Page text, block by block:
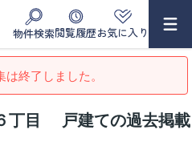
物件検索閲覧履歴お気に入り
終了しました。
丁目 戸建ての過去掲載